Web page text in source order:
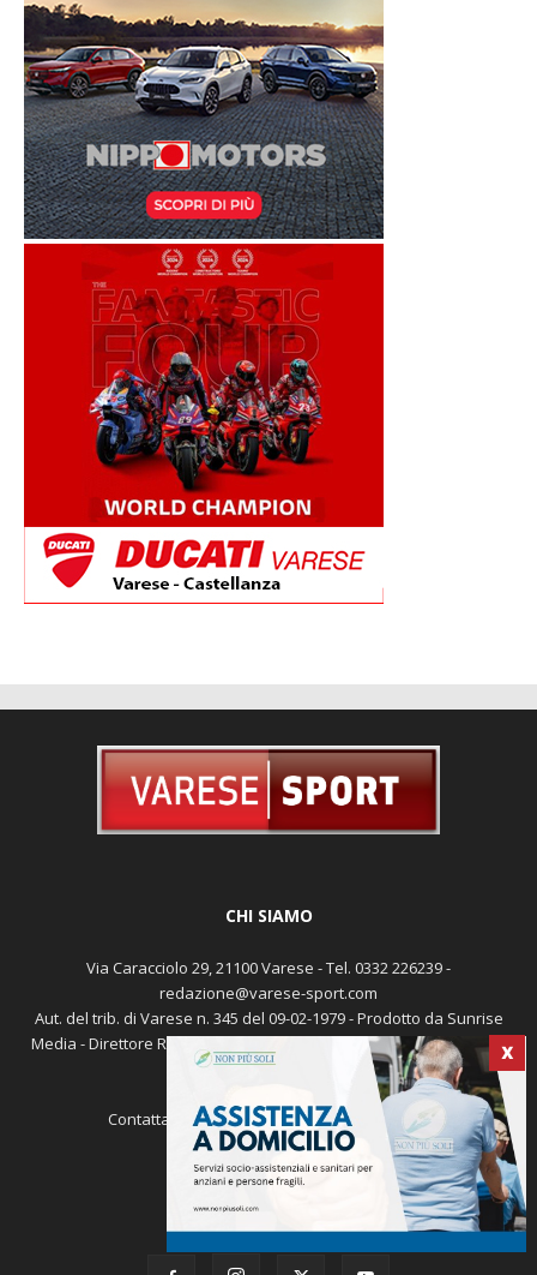
X
CHI SIAMO
Via Caracciolo 29, 21100 Varese - Tel. 0332 226239 -
redazione@varese-sport.com
Aut. del trib. di Varese n. 345 del 09-02-1979 - Prodotto da Sunrise
Media - Direttore Responsabile: Michele Marocco -Cookie policy
Pubblicità
Contattaci: redazione@varese-sport.com
SEGUICI